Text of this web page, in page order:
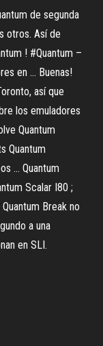
de segunda
otros. Así de
! #Quantum –
en ... Buenas!
así que
los emuladores
Quantum
Quantum
... Quantum
Scalar I80 ;
Break no
a una
en SLI.